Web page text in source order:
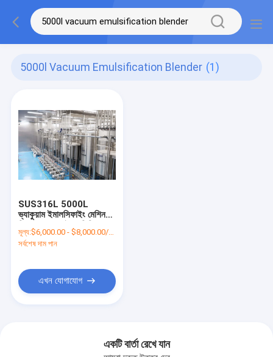
5000l Vacuum Emulsification Blender (1)
SUS316L 5000L
ভ্যাকুয়াম ইমালসিফাইং মেশিন
ব্লেন্ডার
মূল্য:$6,000.00 - $8,000.00/Sets
সর্বশেষ দাম পান
এখন যোগাযোগ
একটি বার্তা রেখে যান